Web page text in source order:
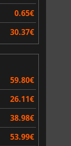
0.65€
30.37€
59.80€
26.11€
38.98€
53.99€